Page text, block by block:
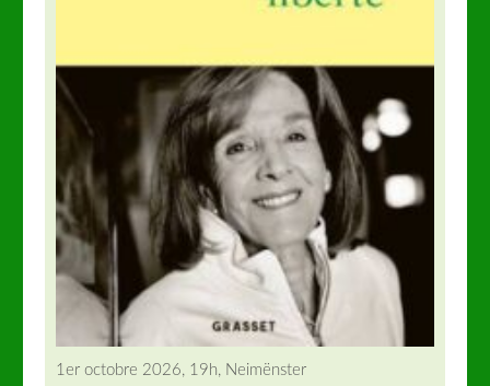
1er octobre 2026, 19h, Neimënster